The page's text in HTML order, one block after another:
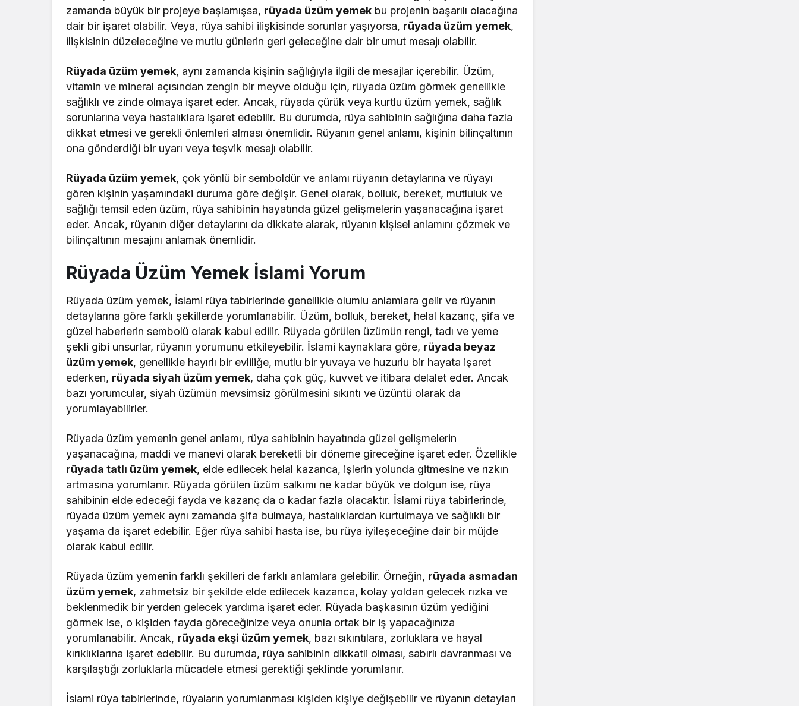
zamanda büyük bir projeye başlamışsa, rüyada üzüm yemek bu projenin başarılı olacağına
dair bir işaret olabilir. Veya, rüya sahibi ilişkisinde sorunlar yaşıyorsa, rüyada üzüm yemek,
ilişkisinin düzeleceğine ve mutlu günlerin geri geleceğine dair bir umut mesajı olabilir.
Rüyada üzüm yemek, aynı zamanda kişinin sağlığıyla ilgili de mesajlar içerebilir. Üzüm,
vitamin ve mineral açısından zengin bir meyve olduğu için, rüyada üzüm görmek genellikle
sağlıklı ve zinde olmaya işaret eder. Ancak, rüyada çürük veya kurtlu üzüm yemek, sağlık
sorunlarına veya hastalıklara işaret edebilir. Bu durumda, rüya sahibinin sağlığına daha fazla
dikkat etmesi ve gerekli önlemleri alması önemlidir. Rüyanın genel anlamı, kişinin bilinçaltının
ona gönderdiği bir uyarı veya teşvik mesajı olabilir.
Rüyada üzüm yemek, çok yönlü bir semboldür ve anlamı rüyanın detaylarına ve rüyayı
gören kişinin yaşamındaki duruma göre değişir. Genel olarak, bolluk, bereket, mutluluk ve
sağlığı temsil eden üzüm, rüya sahibinin hayatında güzel gelişmelerin yaşanacağına işaret
eder. Ancak, rüyanın diğer detaylarını da dikkate alarak, rüyanın kişisel anlamını çözmek ve
bilinçaltının mesajını anlamak önemlidir.
Rüyada Üzüm Yemek İslami Yorum
Rüyada üzüm yemek, İslami rüya tabirlerinde genellikle olumlu anlamlara gelir ve rüyanın
detaylarına göre farklı şekillerde yorumlanabilir. Üzüm, bolluk, bereket, helal kazanç, şifa ve
güzel haberlerin sembolü olarak kabul edilir. Rüyada görülen üzümün rengi, tadı ve yeme
şekli gibi unsurlar, rüyanın yorumunu etkileyebilir. İslami kaynaklara göre, rüyada beyaz
üzüm yemek, genellikle hayırlı bir evliliğe, mutlu bir yuvaya ve huzurlu bir hayata işaret
ederken, rüyada siyah üzüm yemek, daha çok güç, kuvvet ve itibara delalet eder. Ancak
bazı yorumcular, siyah üzümün mevsimsiz görülmesini sıkıntı ve üzüntü olarak da
yorumlayabilirler.
Rüyada üzüm yemenin genel anlamı, rüya sahibinin hayatında güzel gelişmelerin
yaşanacağına, maddi ve manevi olarak bereketli bir döneme gireceğine işaret eder. Özellikle
rüyada tatlı üzüm yemek, elde edilecek helal kazanca, işlerin yolunda gitmesine ve rızkın
artmasına yorumlanır. Rüyada görülen üzüm salkımı ne kadar büyük ve dolgun ise, rüya
sahibinin elde edeceği fayda ve kazanç da o kadar fazla olacaktır. İslami rüya tabirlerinde,
rüyada üzüm yemek aynı zamanda şifa bulmaya, hastalıklardan kurtulmaya ve sağlıklı bir
yaşama da işaret edebilir. Eğer rüya sahibi hasta ise, bu rüya iyileşeceğine dair bir müjde
olarak kabul edilir.
Rüyada üzüm yemenin farklı şekilleri de farklı anlamlara gelebilir. Örneğin, rüyada asmadan
üzüm yemek, zahmetsiz bir şekilde elde edilecek kazanca, kolay yoldan gelecek rızka ve
beklenmedik bir yerden gelecek yardıma işaret eder. Rüyada başkasının üzüm yediğini
görmek ise, o kişiden fayda göreceğinize veya onunla ortak bir iş yapacağınıza
yorumlanabilir. Ancak, rüyada ekşi üzüm yemek, bazı sıkıntılara, zorluklara ve hayal
kırıklıklarına işaret edebilir. Bu durumda, rüya sahibinin dikkatli olması, sabırlı davranması ve
karşılaştığı zorluklarla mücadele etmesi gerektiği şeklinde yorumlanır.
İslami rüya tabirlerinde, rüyaların yorumlanması kişiden kişiye değişebilir ve rüyanın detayları